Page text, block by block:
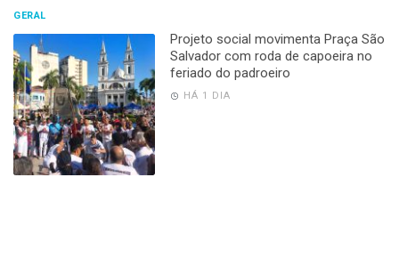
GERAL
Projeto social movimenta Praça São
Salvador com roda de capoeira no
feriado do padroeiro
HÁ 1 DIA